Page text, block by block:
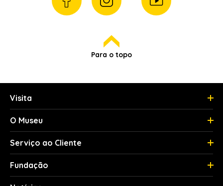
Para o topo
Visita
O Museu
Serviço ao Cliente
Fundação